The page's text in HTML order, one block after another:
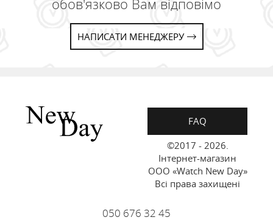
обов'язково Вам відповімо
НАПИСАТИ МЕНЕДЖЕРУ
FAQ
©2017 - 2026.
Інтернет-магазин
ООО «Watch New Day»
Всі права захищені
050 676 32 45